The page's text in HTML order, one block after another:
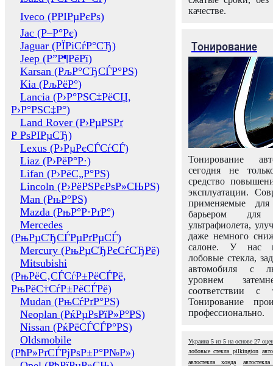
Iveco (РРІРµРєРѕ)
Jac (Р–Р°Рє)
Jaguar (РЇРіСѓР°СЂ)
Jeep (Р”Р¶РёРї)
Karsan (РљР°СЂСЃР°РЅ)
Kia (РљРёР°)
Lancia (Р›Р°РЅС‡РёСЏ,
Р›Р°РЅС‡Р°)
Land Rover (Р›РµРЅРґ
Р РѕРІРµСЂ)
Lexus (Р›РµРєСЃСѓСЃ)
Liaz (Р›РёР°Р·)
Lifan (Р›РёС„Р°РЅ)
Lincoln (Р›РёРЅРєРѕР»СЊРЅ)
Man (РњР°РЅ)
Mazda (РњР°Р·РґР°)
Mercedes
(РњРµСЂСЃРµРґРµСЃ)
Mercury (РњРµСЂРєСѓСЂРё)
Mitsubishi
(РњРёС‚СЃСѓР±РёСЃРё,
РњРёС†СѓР±РёСЃРё)
Mudan (РњСѓРґР°РЅ)
Neoplan (РќРµРѕРїР»Р°РЅ)
Nissan (РќРёСЃСЃР°РЅ)
Oldsmobile
(РћР»РґСЃРјРѕР±Р°Р№Р»)
качестве.
Тонирование
Тонирование
сегодня не
средство
эксплуатации.
применяемые
барьером для
ультрафиолета,
даже немного
салоне. У нас
лобовые стекла,
автомобиля с
уровнем
соответствии с
Тонирование
профессионально.
Украина 5 из 5 на основе 27
лобовые стекла pilkington
автостекла хонда